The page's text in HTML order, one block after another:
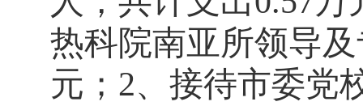
热科院南亚所领导
元； 2、接待市委党